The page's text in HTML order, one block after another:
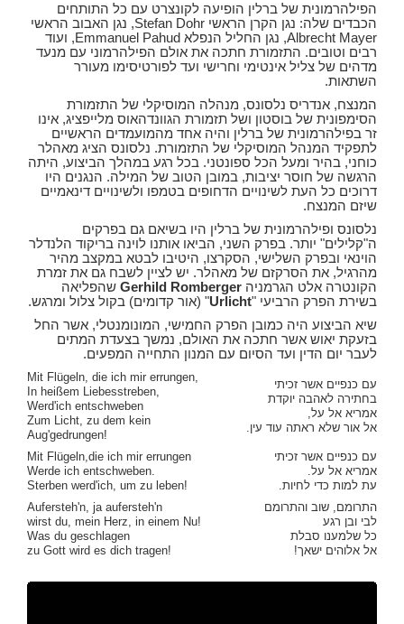
הפילהרמונית של ברלין הופיעה לקונצרט עם כל התותחים
הכבדים שלה: נגן הקרן הראשי Stefan Dohr, נגן האבוב הראשי
Albrecht Mayer, נגן החליל הנפלא Emmanuel Pahud, ועוד
רבים וטובים. התזמורת חתכה את אולם הפילהרמוני עם מנעד
מדהים של צליל אינטימי וחרישי ועד לפורטיסימו מעורר
השתאות.
המנצח, אנדריס נלסונס, מנהלה המוסיקלי של התזמורת
הסימפונית של בוסטון ושל תזמורת הגוונדהאוס מלייפציג, אינו
זר בפילהרמונית של ברלין והיה אחד מהמועמדים הראשיים
לתפקיד המנהל המוסיקלי של התזמורת. נלסונס הציג מאהלר
כוחני, בהיר ומעל הכל ספונטני. בכל רגע במהלך הביצוע, היתה
הרגשה של חוסר יציבות, במובן הטוב של המילה. הנגנים היו
דרוכים כל העת לשינויים הדחופים בטמפו ולשינויים דינאמיים
שיזם המנצח.
נלסונס ופילהרמונית של ברלין היו בשיאם גם בפרקים
ה"קלילים" יותר. בפרק השני, הביאו אותנו לוינה בריקוד הלנדלר
הוינאי ובפרק השלישי, הסקרצו, היטיבו לבטא במקצב מהיר
מהרגיל, את הסרקזם של מאהלר. יש לציין לשבח גם את זמרת
הקונטרה אלט הגרמניה Gerhild Romberger שהפליאה
בשירת הפרק הרביעי "Urlicht" (אור קדומים) בקול צלול ומרגש.
שיא הביצוע היה כמובן הפרק החמישי, המונומנטלי, אשר החל
בזעקת יאוש אשר חתכה את האולם, נמשך בצעדת המתים
לעבר יום הדין ועד הסיום עם המנון התחייה המפעים.
עם כנפיים אשר זכיתי
בחתירה לאהבה יוקדת
אמריא אל על,
אל אור שלא ראתה עוד עין.
Mit Flügeln, die ich mir errungen,
In heißem Liebesstreben,
Werd'ich entschweben
Zum Licht, zu dem kein
Aug'gedrungen!
עם כנפיים אשר זכיתי
אמריא אל על.
עת למות כדי לחיות.
Mit Flügeln,die ich mir errungen
Werde ich entschweben.
Sterben werd'ich, um zu leben!
התרומם, שוב והתרומם
לבי ובן רגע
כל שלמענו סבלת
אל אלוהים ישאך!
Aufersteh'n, ja aufersteh'n
wirst du, mein Herz, in einem Nu!
Was du geschlagen
zu Gott wird es dich tragen!